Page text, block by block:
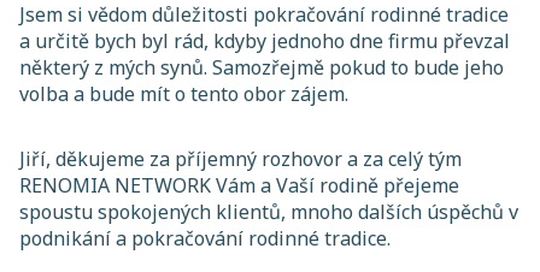
Jsem si vědom důležitosti pokračování rodinné tradice
a určitě bych byl rád, kdyby jednoho dne firmu převzal
některý z mých synů. Samozřejmě pokud to bude jeho
volba a bude mít o tento obor zájem.
Jiří, děkujeme za příjemný rozhovor a za celý tým
RENOMIA NETWORK Vám a Vaší rodině přejeme
spoustu spokojených klientů, mnoho dalších úspěchů v
podnikání a pokračování rodinné tradice.